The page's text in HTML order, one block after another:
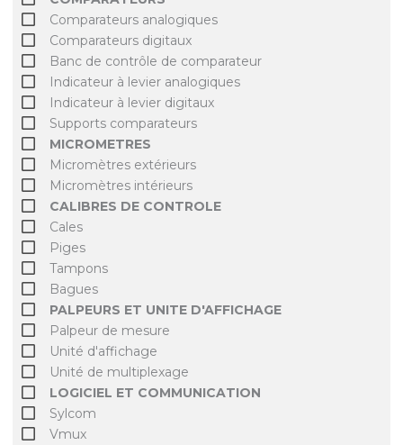
Comparateurs analogiques
Comparateurs digitaux
Banc de contrôle de comparateur
Indicateur à levier analogiques
Indicateur à levier digitaux
Supports comparateurs
MICROMETRES
Micromètres extérieurs
Micromètres intérieurs
CALIBRES DE CONTROLE
Cales
Piges
Tampons
Bagues
PALPEURS ET UNITE D'AFFICHAGE
Palpeur de mesure
Unité d'affichage
Unité de multiplexage
LOGICIEL ET COMMUNICATION
Sylcom
Vmux